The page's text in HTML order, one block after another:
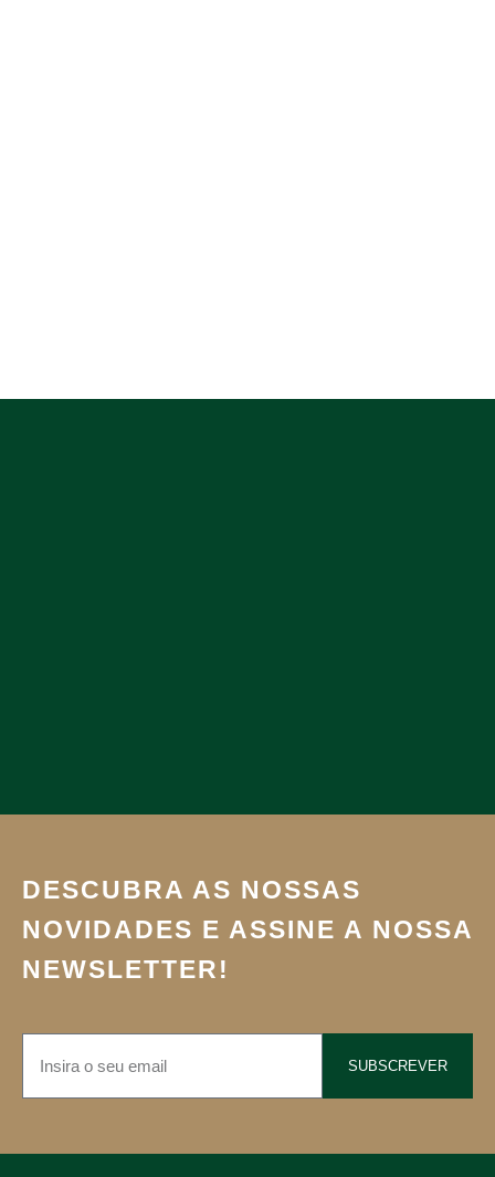
DESCUBRA AS NOSSAS
NOVIDADES E ASSINE A NOSSA
NEWSLETTER!
SUBSCREVER